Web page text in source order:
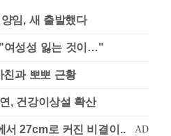
임, 새 출발했다
여성성 잃는 것이…"
친과 뽀뽀 근황
, 건강이상설 확산